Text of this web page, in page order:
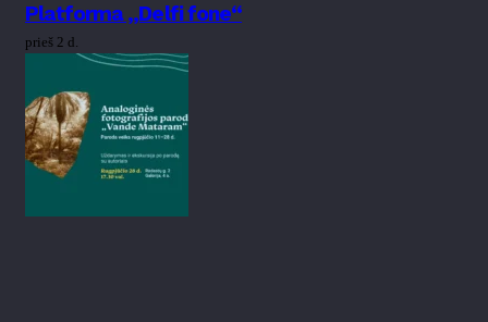
Platforma „Delfi fone“
prieš 2 d.